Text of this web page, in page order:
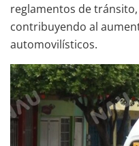
reglamentos de
contribuyendo al
automovilísticos.